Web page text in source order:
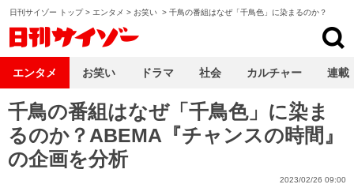
日刊サイゾー トップ> エンタメ > お笑い > 千鳥の番組はなぜ「千鳥色」に染まるのか？
千鳥の番組はなぜ「千鳥色」に染ま
るのか？ABEMA『チャンスの時間』
の企画を分析
2023/02/26 09:00
エンタメ お笑い ドラマ 社会 カルチャー 連載